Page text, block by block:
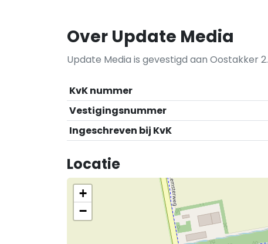
Over Update Media
Update Media is gevestigd aan Oostakker 2.
KvK nummer
Vestigingsnummer
Ingeschreven bij KvK
Locatie
+
−